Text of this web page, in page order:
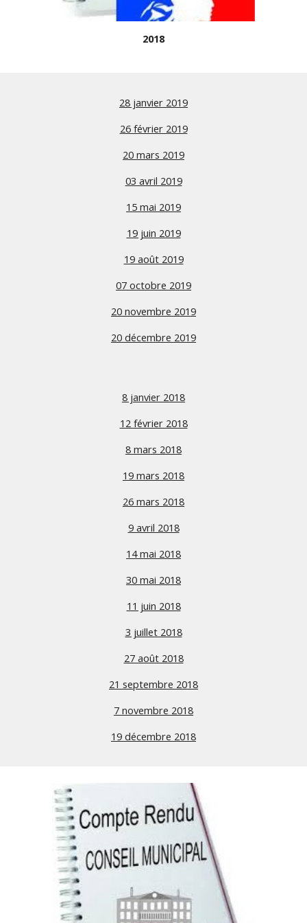
2018
28 janvier 2019
26 février 2019
20 mars 2019
03 avril 2019
15 mai 2019
19 juin 2019
19 août 2019
07 octobre 2019
20 novembre 2019
20 décembre 2019
8 janvier 2018
12 février 2018
8 mars 2018
19 mars 2018
26 mars 2018
9 avril 2018
14 mai 2018
30 mai 2018
11 juin 2018
3 juillet 2018
27 août 2018
21 septembre 2018
7 novembre 2018
19 décembre 2018